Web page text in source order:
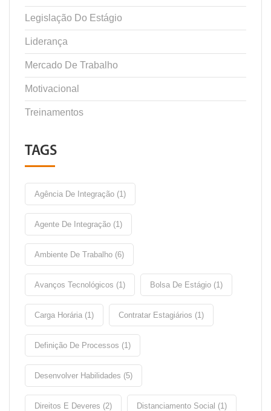
Legislação Do Estágio
Liderança
Mercado De Trabalho
Motivacional
Treinamentos
TAGS
Agência De Integração (1)
Agente De Integração (1)
Ambiente De Trabalho (6)
Avanços Tecnológicos (1) Bolsa De Estágio (1)
Carga Horária (1) Contratar Estagiários (1)
Definição De Processos (1)
Desenvolver Habilidades (5)
Direitos E Deveres (2) Distanciamento Social (1)